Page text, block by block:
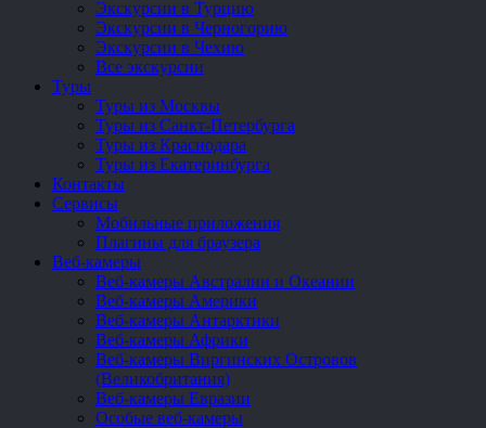
Экскурсии в Турцию
Экскурсии в Черногорию
Экскурсии в Чехию
Все экскурсии
Туры
Туры из Москвы
Туры из Санкт-Петербурга
Туры из Краснодара
Туры из Екатеринбурга
Контакты
Сервисы
Мобильные приложения
Плагины для браузера
Веб-камеры
Веб-камеры Австралии и Океании
Веб-камеры Америки
Веб-камеры Антарктики
Веб-камеры Африки
Веб-камеры Виргинских Островов
(Великобритания)
Веб-камеры Евразии
Особые веб-камеры